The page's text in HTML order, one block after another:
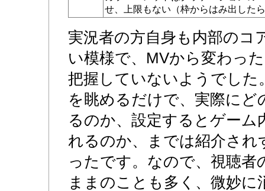
せ、上限もない（枠からはみ出した
実況者の方自身も内部のコ
い模様で、MVから変わっ
把握していないようでした
を眺めるだけで、実際にど
るのか、設定するとゲーム
れるのか、までは紹介され
ったです。なので、視聴者
ままのことも多く、微妙に